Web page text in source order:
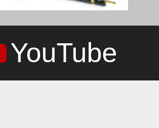
YouTube